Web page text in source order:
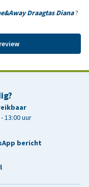
Draagtas Diana?
13:00 uur
bericht